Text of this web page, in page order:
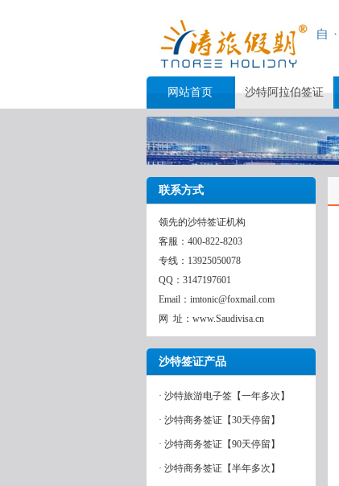
网站首页 沙特阿拉伯签证
联系方式
领先的沙特签证机构
客服：400-822-8203
专线：13925050078
QQ：3147197601
Email：imtonic@foxmail.com
网 址：www.Saudivisa.cn
沙特签证产品
· 沙特旅游电子签【一年多次】
· 沙特商务签证【30天停留】
· 沙特商务签证【90天停留】
· 沙特商务签证【半年多次】